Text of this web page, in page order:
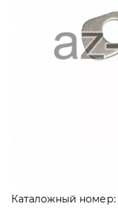
Каталожный номер: